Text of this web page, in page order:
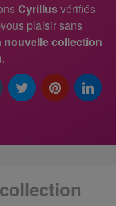
Cyrillusvérifiés
plaisir sans
nouvelle collection
.